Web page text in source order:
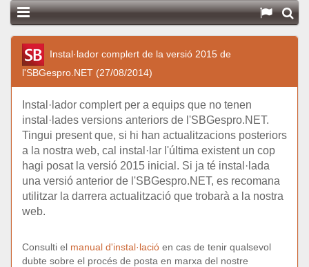
Instal·lador complert de la versió 2015 de
l'SBGespro.NET (27/08/2014)
Instal·lador complert per a equips que no tenen
instal·lades versions anteriors de l'SBGespro.NET.
Tingui present que, si hi han actualitzacions posteriors
a la nostra web, cal instal·lar l'última existent un cop
hagi posat la versió 2015 inicial. Si ja té instal·lada
una versió anterior de l'SBGespro.NET, es recomana
utilitzar la darrera actualització que trobarà a la nostra
web.
Consulti el manual d'instal·lació en cas de tenir qualsevol
dubte sobre el procés de posta en marxa del nostre